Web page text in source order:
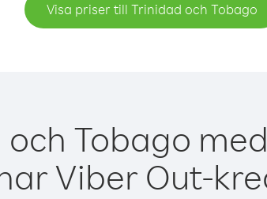
Visa priser till Trinidad och Tobago
Tobago
Viber Out-